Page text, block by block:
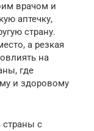
врачом и
аптечку,
страну.
а резкая
на
где
и здоровому
с